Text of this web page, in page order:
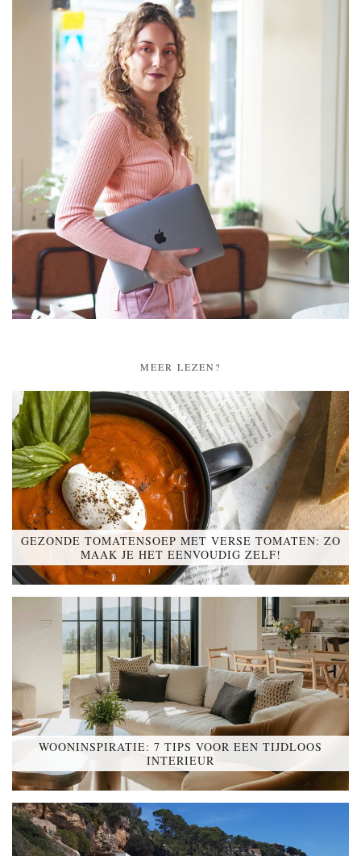
MEER LEZEN?
GEZONDE TOMATENSOEP MET VERSE TOMATEN: ZO
MAAK JE HET EENVOUDIG ZELF!
WOONINSPIRATIE: 7 TIPS VOOR EEN TIJDLOOS
INTERIEUR